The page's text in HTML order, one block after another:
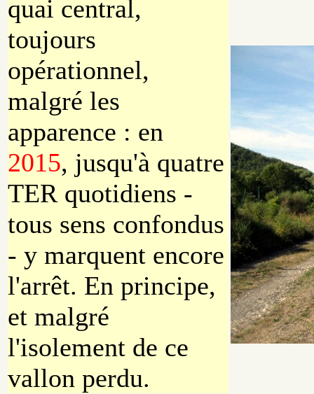
quai central,
toujours
opérationnel,
malgré les
apparence : en
2015, jusqu'à quatre
TER quotidiens -
tous sens confondus
- y marquent encore
l'arrêt. En principe,
et malgré
l'isolement de ce
vallon perdu.